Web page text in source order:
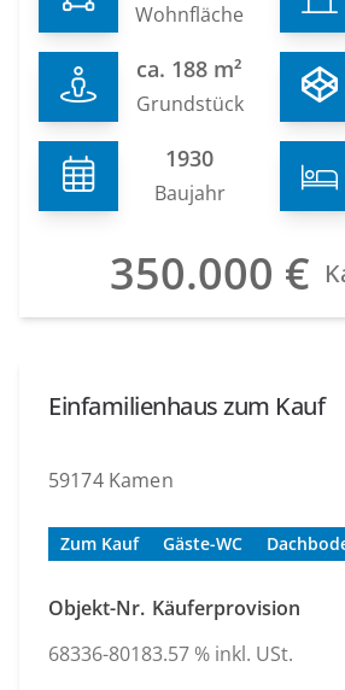
Wohnfläche
ca. 188 m²
Grundstück
1930
Baujahr
350.000 €
Einfamilienhaus zum Kauf
59174 Kamen
Zum Kauf Gäste-WC
Objekt-Nr.
68336-8018
Käuferprovision
3.57 % inkl. USt.